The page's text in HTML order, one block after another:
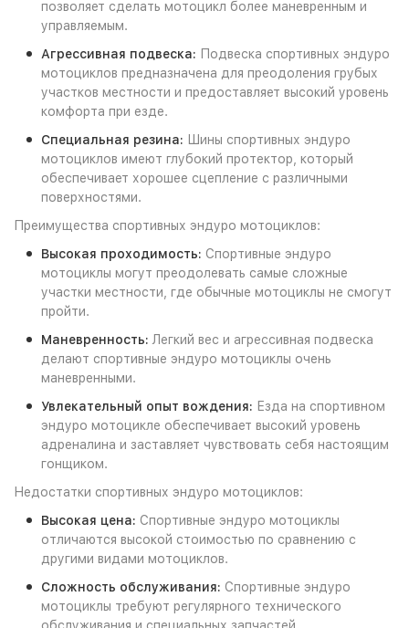
позволяет сделать мотоцикл более маневренным и
управляемым.
Агрессивная подвеска: Подвеска спортивных эндуро
мотоциклов предназначена для преодоления грубых
участков местности и предоставляет высокий уровень
комфорта при езде.
Специальная резина: Шины спортивных эндуро
мотоциклов имеют глубокий протектор, который
обеспечивает хорошее сцепление с различными
поверхностями.
Преимущества спортивных эндуро мотоциклов:
Высокая проходимость: Спортивные эндуро
мотоциклы могут преодолевать самые сложные
участки местности, где обычные мотоциклы не смогут
пройти.
Маневренность: Легкий вес и агрессивная подвеска
делают спортивные эндуро мотоциклы очень
маневренными.
Увлекательный опыт вождения: Езда на спортивном
эндуро мотоцикле обеспечивает высокий уровень
адреналина и заставляет чувствовать себя настоящим
гонщиком.
Недостатки спортивных эндуро мотоциклов:
Высокая цена: Спортивные эндуро мотоциклы
отличаются высокой стоимостью по сравнению с
другими видами мотоциклов.
Сложность обслуживания: Спортивные эндуро
мотоциклы требуют регулярного технического